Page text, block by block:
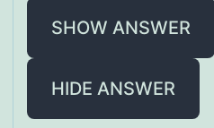
SHOW ANSWER
HIDE ANSWER